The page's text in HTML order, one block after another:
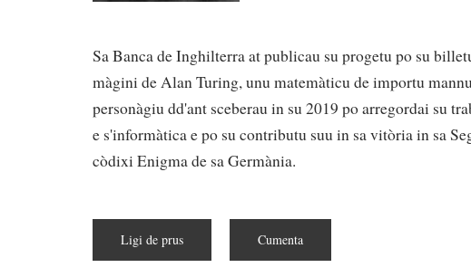
Sa Banca de Inghilterra at publicau su progetu po su
màgini de Alan Turing, unu matemàticu de importu
personàgiu dd'ant sceberau in su 2019 po arregordai su
e s'informàtica e po su contributu suu in sa vitòria in sa
còdixi Enigma de sa Germània.
Ligi de prus
de
Cumenta